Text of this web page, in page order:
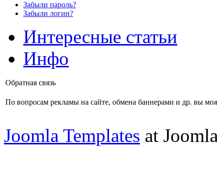
Забыли пароль?
Забыли логин?
Интересные статьи
Инфо
Обратная связь
По вопросам рекламы на сайте, обмена баннерами и др. вы
Joomla Templates at